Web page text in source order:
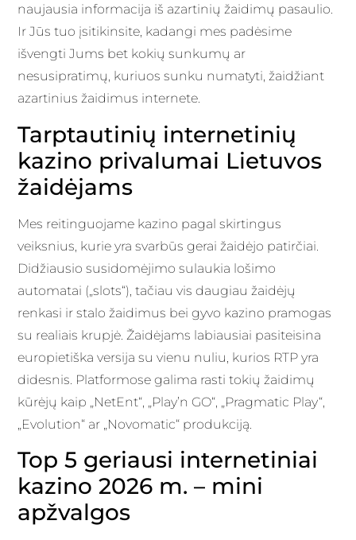
naujausia informacija iš azartinių žaidimų pasaulio.
Ir Jūs tuo įsitikinsite, kadangi mes padėsime
išvengti Jums bet kokių sunkumų ar
nesusipratimų, kuriuos sunku numatyti, žaidžiant
azartinius žaidimus internete.
Tarptautinių internetinių
kazino privalumai Lietuvos
žaidėjams
Mes reitinguojame kazino pagal skirtingus
veiksnius, kurie yra svarbūs gerai žaidėjo patirčiai.
Didžiausio susidomėjimo sulaukia lošimo
automatai („slots“), tačiau vis daugiau žaidėjų
renkasi ir stalo žaidimus bei gyvo kazino pramogas
su realiais krupjė. Žaidėjams labiausiai pasiteisina
europietiška versija su vienu nuliu, kurios RTP yra
didesnis. Platformose galima rasti tokių žaidimų
kūrėjų kaip „NetEnt“, „Play’n GO“, „Pragmatic Play“,
„Evolution“ ar „Novomatic“ produkciją.
Top 5 geriausi internetiniai
kazino 2026 m. – mini
apžvalgos